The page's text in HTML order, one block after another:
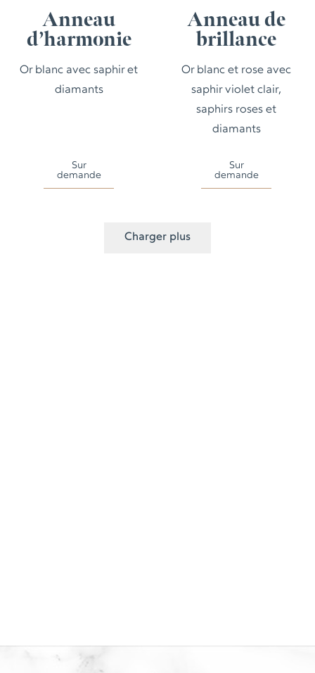
Anneau
d’harmonie
Or blanc avec saphir et
diamants
Sur
demande
Anneau de
brillance
Or blanc et rose avec
saphir violet clair,
saphirs roses et
diamants
Sur
demande
Charger plus